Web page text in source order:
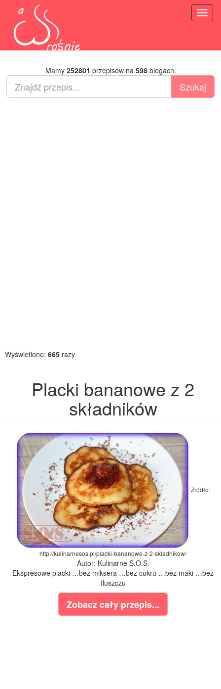
Mamy 252801 przepisów na 598blogach.
Wyświetlono: 665 razy
Placki bananowe z 2
składników
Źródło:
http://kulinarnesos.pl/placki-bananowe-z-2-skladnikow/
Autor: Kulinarne S.O.S.
Ekspresowe placki …bez miksera …bez cukru …bez maki …bez
tluszczu
Zobacz cały przepis...